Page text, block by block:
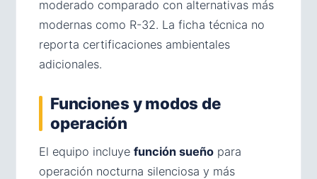
moderado comparado con alternativas más
modernas como R-32. La ficha técnica no
reporta certificaciones ambientales
adicionales.
Funciones y modos de
operación
El equipo incluye función sueño para
operación nocturna silenciosa y más